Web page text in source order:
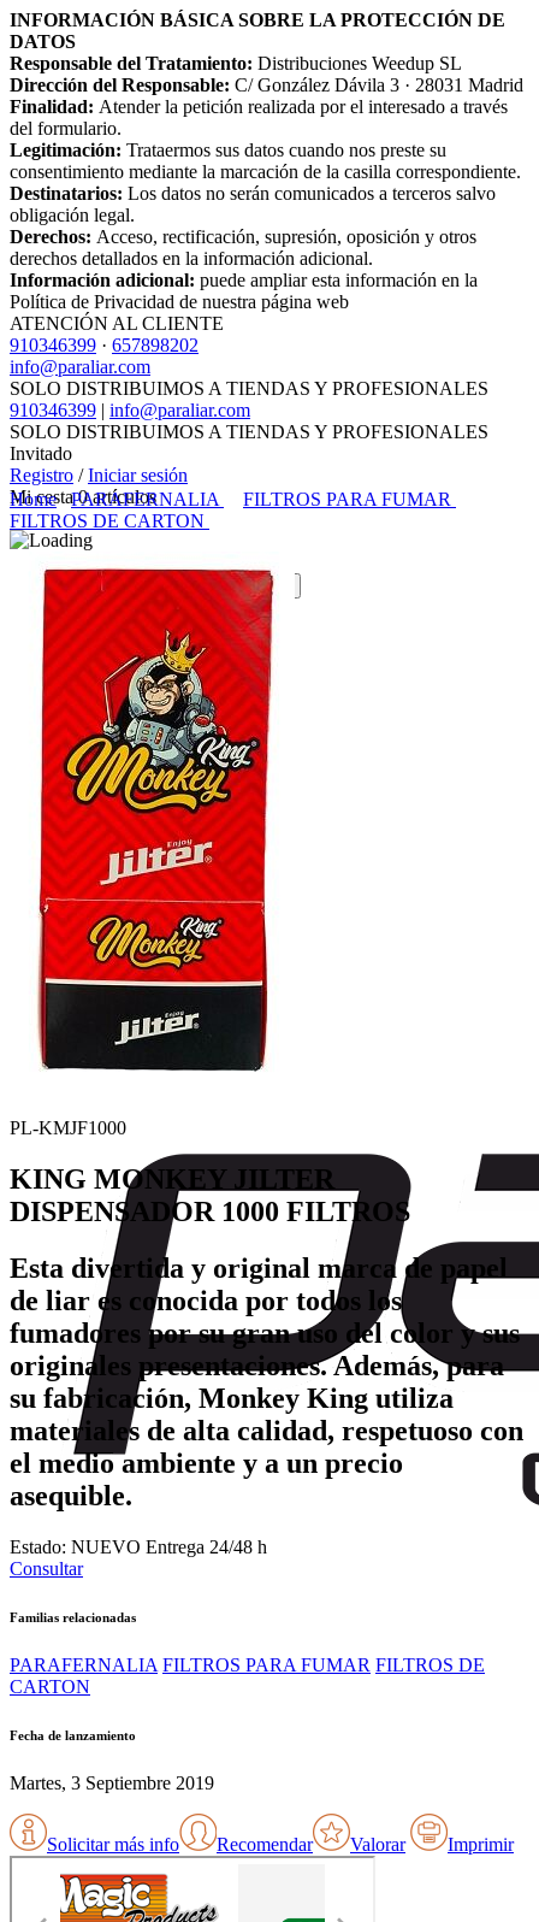
INFORMACIÓN BÁSICA SOBRE LA PROTECCIÓN DE
DATOS
Responsable del Tratamiento: Distribuciones Weedup SL
Dirección del Responsable: C/ González Dávila 3 · 28031 Madrid
Finalidad: Atender la petición realizada por el interesado a través
del formulario.
Legitimación: Trataermos sus datos cuando nos preste su
consentimiento mediante la marcación de la casilla correspondiente.
Destinatarios: Los datos no serán comunicados a terceros salvo
obligación legal.
Derechos: Acceso, rectificación, supresión, oposición y otros
derechos detallados en la información adicional.
Información adicional: puede ampliar esta información en la
Política de Privacidad de nuestra página web
ATENCIÓN AL CLIENTE
910346399 · 657898202
info@paraliar.com
SOLO DISTRIBUIMOS A TIENDAS Y PROFESIONALES
910346399 | info@paraliar.com
SOLO DISTRIBUIMOS A TIENDAS Y PROFESIONALES
Invitado
Registro /Iniciar sesión
Mi cesta0artículos
INICIO
NOVEDADES
Home PARAFERNALIA
FILTROS PARA FUMAR
FILTROS DE CARTON
PL-KMJF1000
KING MONKEY JILTER
DISPENSADOR 1000 FILTROS
Esta divertida y original marca de papel
de liar es conocida por todos los
fumadores por su gran uso del color y sus
originales presentaciones. Además, para
su fabricación, Monkey King utiliza
materiales de alta calidad, respetuoso con
el medio ambiente y a un precio
asequible.
Estado: NUEVO Entrega 24/48 h
Consultar
Familias relacionadas
PARAFERNALIA FILTROS PARA FUMAR FILTROS DE
CARTON
Fecha de lanzamiento
Martes, 3 Septiembre 2019
Solicitar más info Recomendar Valorar Imprimir